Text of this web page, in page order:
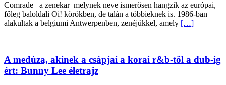
Comrade– a zenekar melynek neve ismerősen hangzik az európai,
főleg baloldali Oi! körökben, de talán a többieknek is. 1986-ban
alakultak a belgiumi Antwerpenben, zenéjükkel, amely […]
A medúza, akinek a csápjai a korai r&b-től a dub-ig
ért: Bunny Lee életrajz